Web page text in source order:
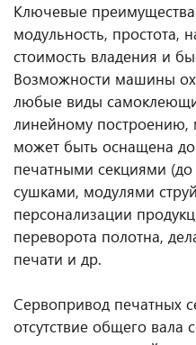
Ключевые
модульность, простота,
стоимость владения и
Возможности машины
любые виды
линейному
может быть оснащена
печатными секциями
сушками, модулями
персонализации
переворота полотна,
печати и др.
Сервопривод печатных
отсутствие общего вала